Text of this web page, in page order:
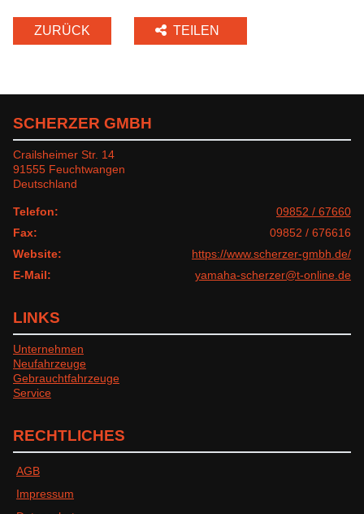
ZURÜCK TEILEN
SCHERZER GMBH
Crailsheimer Str. 14
91555 Feuchtwangen
Deutschland
Telefon:
09852 / 67660
Fax:
09852 / 676616
Website:
https://www.scherzer-gmbh.de/
E-Mail:
yamaha-scherzer@t-online.de
LINKS
Unternehmen
Neufahrzeuge
Gebrauchtfahrzeuge
Service
RECHTLICHES
AGB
Impressum